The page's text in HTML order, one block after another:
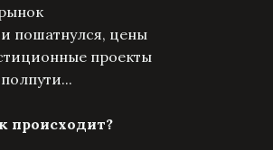
пошатнулся, цены
проекты
происходит?